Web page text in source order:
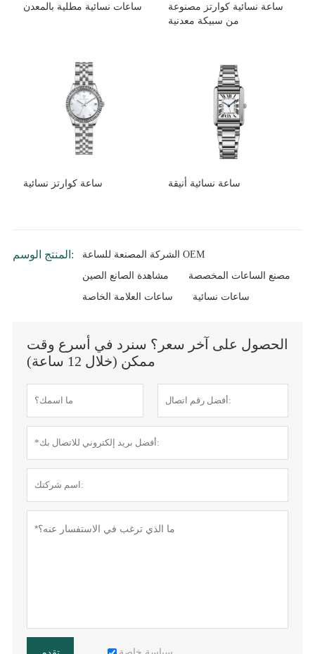
ساعات نسائية مطلية بالمعدن
ساعة نسائية كوارتز مصنوعة
من سبيكة معدنية
ساعة كوارتز نسائية ساعة نسائية أنيقة
المنتج الوسم:
الشركة المصنعة للساعة OEM
مشاهدة الصانع الصين
مصنع الساعات المخصصة
ساعات العلامة الخاصة
ساعات نسائية
الحصول على آخر سعر؟ سنرد في أسرع وقت
ممكن (خلال 12 ساعة)